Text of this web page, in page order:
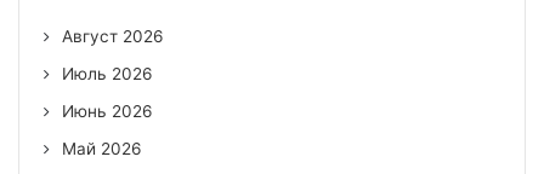
Август 2026
Июль 2026
Июнь 2026
Май 2026